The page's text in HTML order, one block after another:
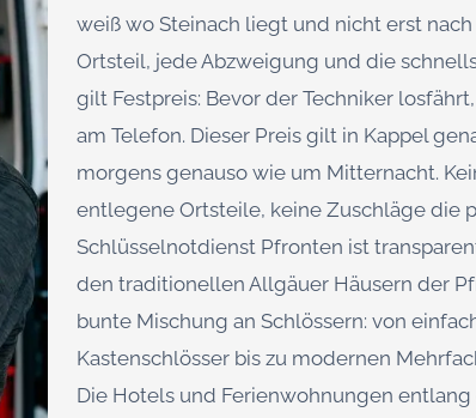
weiß wo Steinach liegt und nicht erst
Ortsteil, jede Abzweigung und die
gilt Festpreis: Bevor der Techniker
am Telefon. Dieser Preis gilt in Kappel
morgens genauso wie um Mitternacht.
entlegene Ortsteile, keine Zuschläge die
Schlüsselnotdienst Pfronten ist
den traditionellen Allgäuer Häusern der
bunte Mischung an Schlössern: von
Kastenschlösser bis zu modernen
Die Hotels und Ferienwohnungen entlang